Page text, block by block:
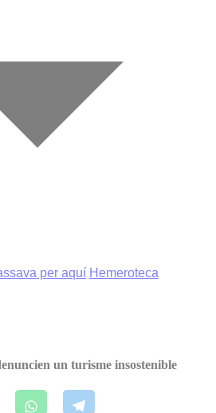
per aquí Hemeroteca
un turisme insostenible